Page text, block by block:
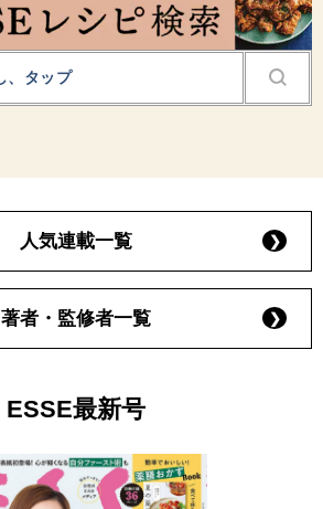
人気連載一覧
著者・監修者一覧
ESSE最新号